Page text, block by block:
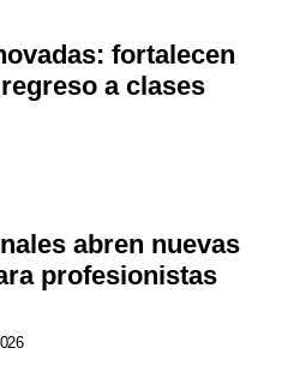
fortalecen
a clases
abren nuevas
profesionistas